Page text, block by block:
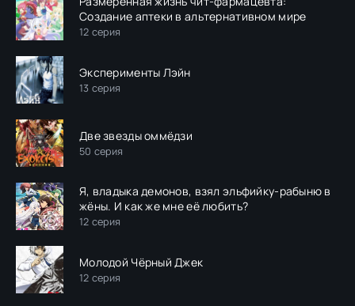
Создание аптеки в альтернативном мире
12 серия
Эксперименты Лэйн
13 серия
Две звезды оммёдзи
50 серия
Я, владыка демонов, взял эльфийку-рабыню в
жёны. И как же мне её любить?
12 серия
Молодой Чёрный Джек
12 серия